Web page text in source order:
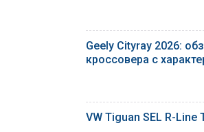
Geely Cityray 2026:
кроссовера с
VW Tiguan SEL R-Line